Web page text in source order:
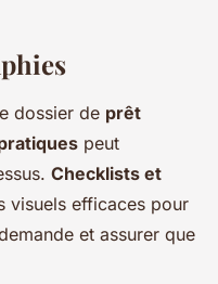
dossier de prêt
peut
Checklists et
visuels efficaces pour
et assurer que